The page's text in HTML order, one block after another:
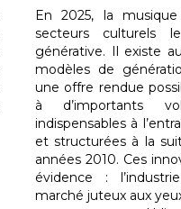
En 2025, la
secteurs culturels
générative. Il existe
modèles de
une offre rendue
à d’importants
indispensables à
et structurées à la
années 2010. Ces
évidence :
marché juteux aux